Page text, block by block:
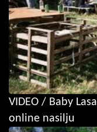
VIDEO / Baby
online nasilju